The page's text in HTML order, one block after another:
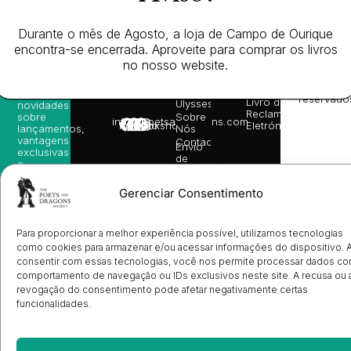
Gerenciar Consentimento
Para proporcionar a melhor experiência possível, utilizamos tecnologias
como cookies para armazenar e/ou acessar informações do dispositivo.
consentir com essas tecnologias, você nos permite processar dados
comportamento de navegação ou IDs exclusivos neste site. A recusa ou
revogação do consentimento pode afetar negativamente certas
funcionalidades.
info@poetsandragons.com
Infantil
Adulto
Bookshop
da
Books
in
English
Autores
Ulysses
Sobre
Nós
Contactos
Envio
de
de
de
Livrarias
Política de
privacidade
Política
Livro de
Reclamações
Eletrónico
receba
as
nossas
novidades
sobre
lançamentos,
vantagens
exclusivas
e
avisos
diretamente
no seu
e-mail.
Subscrever
Labs
©
2026
Durante o mês de Agosto, a loja de Campo de Ourique
encontra-se encerrada. Aproveite para comprar os livros
no nosso website.